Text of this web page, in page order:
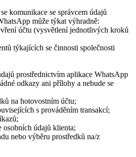
komunikace se správcem údajů
může týkat výhradně:
účtu (vysvětlení jednotlivých kroků
týkajících se činnosti společnosti
prostřednictvím aplikace WhatsApp
odkazy ani přílohy a nebude se
na hotovostním účtu;
s prováděním transakcí;
osobních údajů klienta;
nebo výběru prostředků na/z